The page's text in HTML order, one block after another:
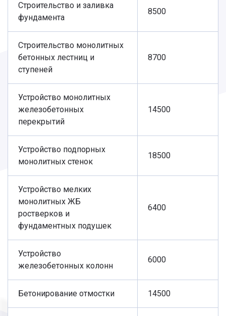
Строительство и заливка
фундамента
8500
Строительство монолитных
бетонных лестниц и
ступеней
8700
Устройство монолитных
железобетонных
перекрытий
14500
Устройство подпорных
монолитных стенок
18500
Устройство мелких
монолитных ЖБ
ростверков и
фундаментных подушек
6400
Устройство
железобетонных колонн
6000
Бетонирование отмостки 14500